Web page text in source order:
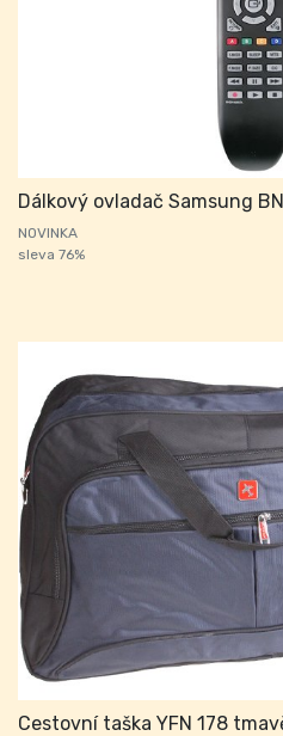
Dálkový ovladač Samsung
NOVINKA
sleva 76%
Cestovní taška YFN 178